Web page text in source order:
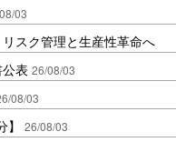
03
スク管理と生産性革命へ
表 26/08/03
08/03
26/08/03